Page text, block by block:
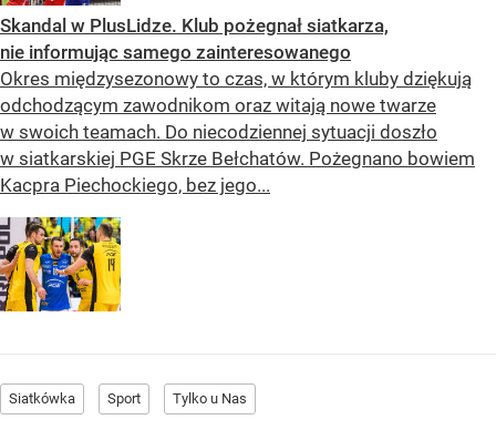
Skandal w PlusLidze. Klub pożegnał siatkarza,
nie informując samego zainteresowanego
Okres międzysezonowy to czas, w którym kluby dziękują
odchodzącym zawodnikom oraz witają nowe twarze
w swoich teamach. Do niecodziennej sytuacji doszło
w siatkarskiej PGE Skrze Bełchatów. Pożegnano bowiem
Kacpra Piechockiego, bez jego...
Siatkówka Sport Tylko u Nas